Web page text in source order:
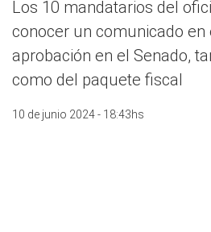
Los 10 mandatarios del
conocer un comunicado en
aprobación en el Senado,
como del paquete fiscal
10 de junio 2024 - 18:43hs